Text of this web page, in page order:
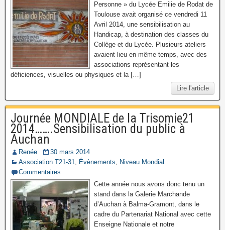
Personne » du Lycée Emilie de Rodat de
Toulouse avait organisé ce vendredi 11
Avril 2014, une sensibilisation au
Handicap, à destination des classes du
Collège et du Lycée. Plusieurs ateliers
avaient lieu en même temps, avec des
associations représentant les
déficiences, visuelles ou physiques et la […]
Lire l'article
Journée MONDIALE de la Trisomie21
2014…….Sensibilisation du public à
Auchan
Renée
30 mars 2014
Association T21-31, Évènements, Niveau Mondial
Commentaires
Cette année nous avons donc tenu un
stand dans la Galerie Marchande
d’Auchan à Balma-Gramont, dans le
cadre du Partenariat National avec cette
Enseigne Nationale et notre